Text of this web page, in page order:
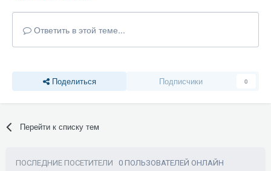
Ответить в этой теме...
Поделиться Подписчики 0
Перейти к списку тем
ПОСЛЕДНИЕ ПОСЕТИТЕЛИ 0 ПОЛЬЗОВАТЕЛЕЙ ОНЛАЙН